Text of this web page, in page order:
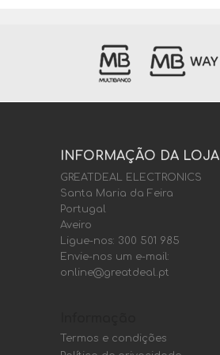
INFORMAÇÃO DA LOJA
GREATDEAL ELECTRONICS
Santa Maria da Feira
Portugal
Aveiro
Ligue-nos: 300 501 985
Envie-nos um e-mail:
online@greatdeal.pt
Termos e condições